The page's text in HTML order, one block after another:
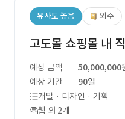
유사도 높음 외주
고도몰 쇼핑몰 내
예상 금액
50,000,000
예상 기간
90일
개발 · 디자인 · 기획
웹 외 2개